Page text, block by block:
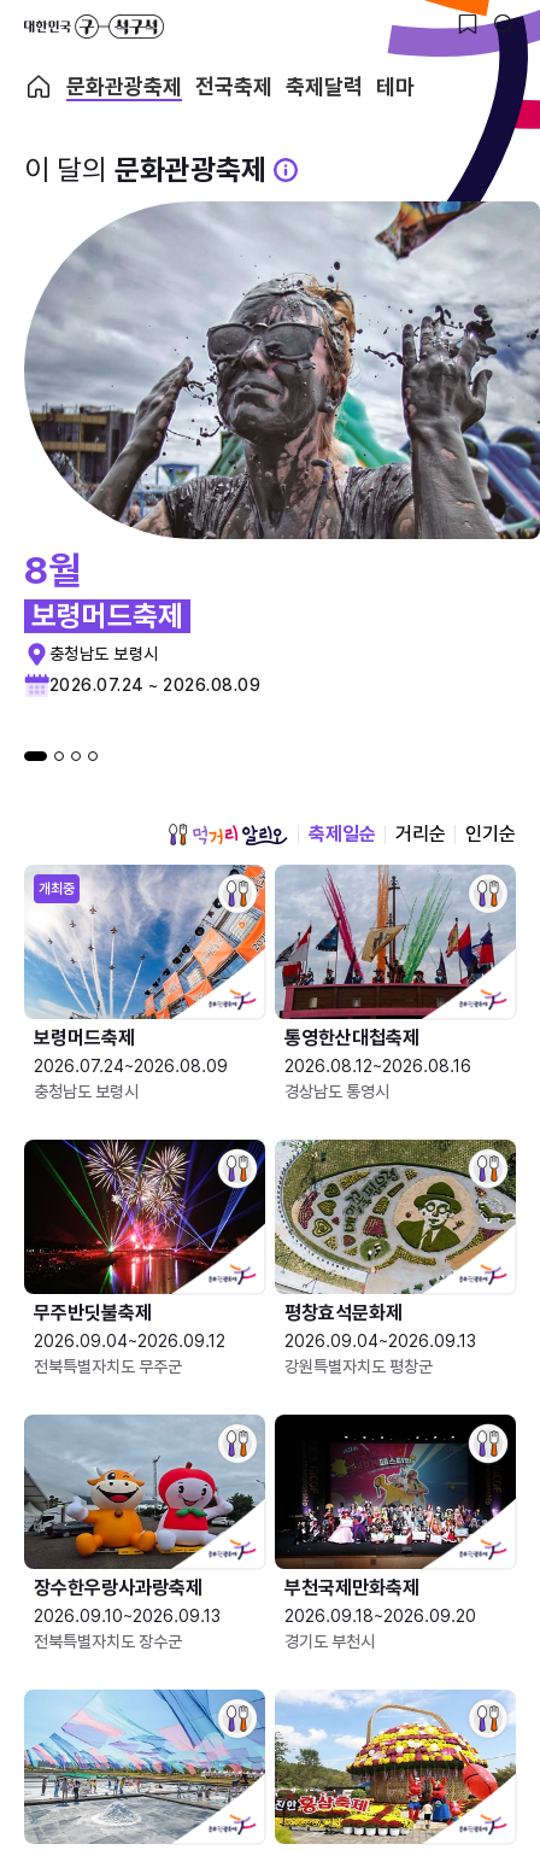
문화관광축제 전국축제 축제달력 테마
이 달의 문화관광축제
8월
보령머드축제
충청남도 보령시
2026.07.24 ~ 2026.08.09
축제일순 거리순 인기순
개최중
보령머드축제
2026.07.24~2026.08.09
충청남도 보령시
통영한산대첩축제
2026.08.12~2026.08.16
경상남도 통영시
무주반딧불축제
2026.09.04~2026.09.12
전북특별자치도 무주군
평창효석문화제
2026.09.04~2026.09.13
강원특별자치도 평창군
장수한우랑사과랑축제
2026.09.10~2026.09.13
전북특별자치도 장수군
부천국제만화축제
2026.09.18~2026.09.20
경기도 부천시